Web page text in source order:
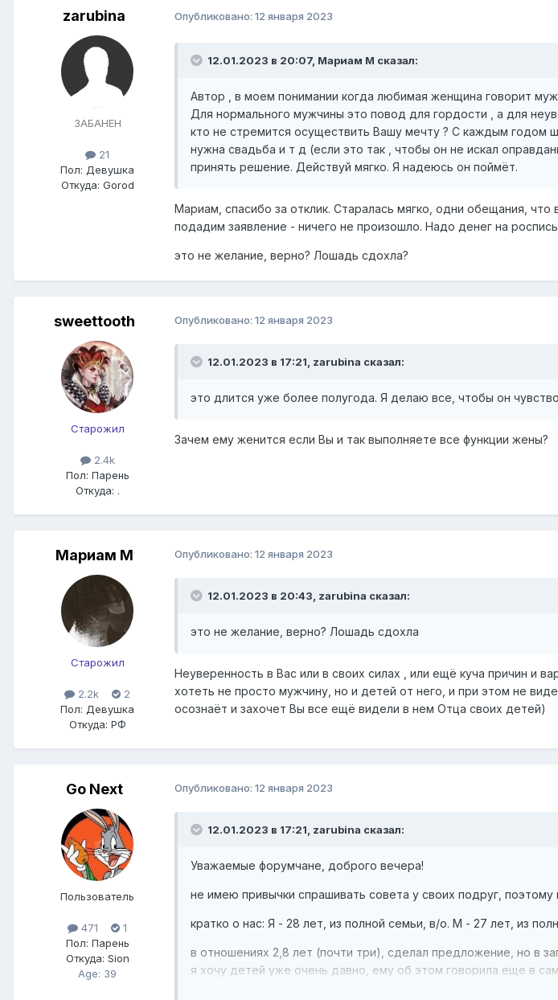
zarubina
ЗАБАНЕН
21
Пол: Девушка
Откуда: Gorod
Опубликовано: 12 января 2023
12.01.2023 в 20:07, Мариам М сказал:
Автор , в моем понимании когда любимая женщина говорит
Для нормального мужчины это повод для гордости , а для
кто не стремится осуществить Вашу мечту ? С каждым годом
нужна свадьба и т д (если это так , чтобы он не искал
принять решение. Действуй мягко. Я надеюсь он поймёт.
Мариам, спасибо за отклик. Старалась мягко, одни обещания,
подадим заявление - ничего не произошло. Надо денег на
это не желание, верно? Лошадь сдохла?
sweettooth
Старожил
2.4k
Пол: Парень
Откуда: .
Опубликовано: 12 января 2023
12.01.2023 в 17:21, zarubina сказал:
это длится уже более полугода. Я делаю все, чтобы он
Зачем ему женится если Вы и так выполняете все функции жены?
Мариам М
Старожил
2.2k
2
Пол: Девушка
Откуда: РФ
Опубликовано: 12 января 2023
12.01.2023 в 20:43, zarubina сказал:
это не желание, верно? Лошадь сдохла
Неуверенность в Вас или в своих силах , или ещё куча причин и
хотеть не просто мужчину, но и детей от него, и при этом не
осознаёт и захочет Вы все ещё видели в нем Отца своих детей)
Go Next
Пользователь
471
1
Пол: Парень
Откуда: Sion
Age: 39
Опубликовано: 12 января 2023
12.01.2023 в 17:21, zarubina сказал:
Уважаемые форумчане, доброго вечера!
не имею привычки спрашивать совета у своих подруг,
кратко о нас: Я - 28 лет, из полной семьи, в/о. М - 27 лет, из
в отношениях 2,8 лет (почти три), сделал предложение, но в
я хочу детей уже очень давно, ему об этом говорила еще в